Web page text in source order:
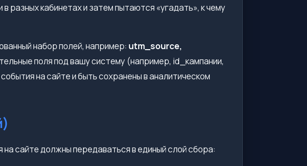
разных кабинетах и затем пытаются «угадать», к чему
набор полей, например: utm_source,
поля под вашу систему (например, id_кампании,
на сайте и быть сохранены в аналитическом
на сайте должны передаваться в единый слой сбора: